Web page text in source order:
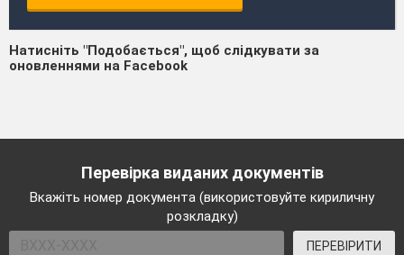
Натисніть "Подобається", щоб слідкувати за
оновленнями на Facebook
Перевірка виданих документів
Вкажіть номер документа (використовуйте кириличну
розкладку)
ПЕРЕВІРИТИ